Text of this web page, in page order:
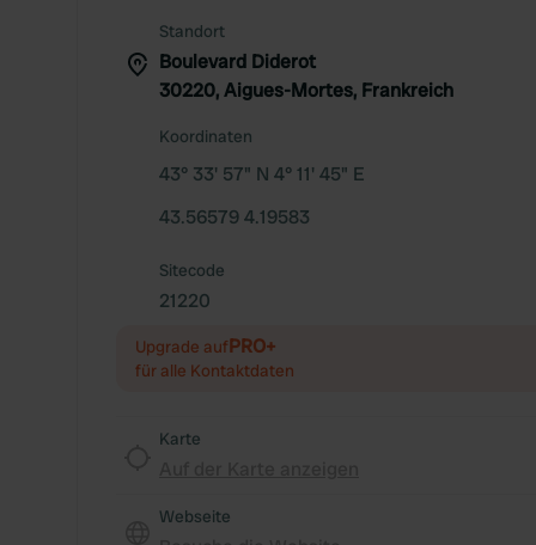
Standort
Boulevard Diderot
30220, Aigues-Mortes, Frankreich
Koordinaten
43° 33' 57" N 4° 11' 45" E
43.56579 4.19583
Sitecode
21220
Upgrade aufPRO+
für alle Kontaktdaten
Karte
Webseite